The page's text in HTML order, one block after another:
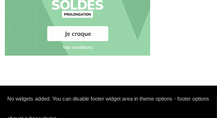
No widgets added. You can disable footer widget area in theme options - footer options